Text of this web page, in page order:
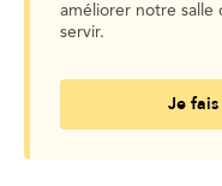
améliorer notre salle
servir.
Je